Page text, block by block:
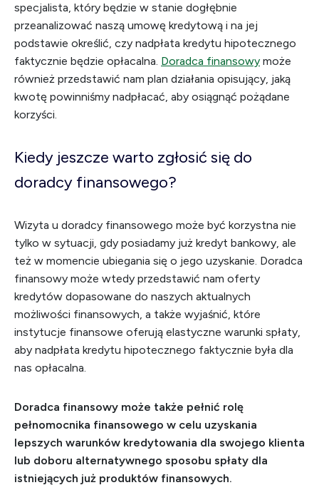
specjalista, który będzie w stanie dogłębnie
przeanalizować naszą umowę kredytową i na jej
podstawie określić, czy nadpłata kredytu hipotecznego
faktycznie będzie opłacalna. Doradca finansowy może
również przedstawić nam plan działania opisujący, jaką
kwotę powinniśmy nadpłacać, aby osiągnąć pożądane
korzyści.
Kiedy jeszcze warto zgłosić się do
doradcy finansowego?
Wizyta u doradcy finansowego może być korzystna nie
tylko w sytuacji, gdy posiadamy już kredyt bankowy, ale
też w momencie ubiegania się o jego uzyskanie. Doradca
finansowy może wtedy przedstawić nam oferty
kredytów dopasowane do naszych aktualnych
możliwości finansowych, a także wyjaśnić, które
instytucje finansowe oferują elastyczne warunki spłaty,
aby nadpłata kredytu hipotecznego faktycznie była dla
nas opłacalna.
Doradca finansowy może także pełnić rolę
pełnomocnika finansowego w celu uzyskania
lepszych warunków kredytowania dla swojego klienta
lub doboru alternatywnego sposobu spłaty dla
istniejących już produktów finansowych.